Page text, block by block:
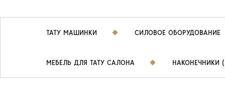
ТАТУ МАШИНКИ СИЛОВОЕ ОБОРУДОВАНИЕ
МЕБЕЛЬ ДЛЯ ТАТУ САЛОНА НАКОНЕЧНИКИ